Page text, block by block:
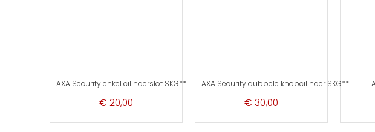
AXA Security enkel cilinderslot SKG**
€ 20,00
AXA Security dubbele knopcilinder SKG**
€ 30,00